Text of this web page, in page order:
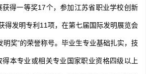
得一等奖17个，参加江苏省职业学校创新
得发明专利11项，在第七届国际发明展览会
明奖”的荣誉称号。毕业生专业基础扎实，技
本专业或相关专业国家职业资格四级以上